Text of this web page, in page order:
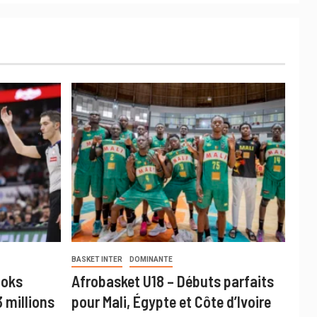
millions
BASKET INTER DOMINANTE
Afrobasket U18 – Débuts parfaits
pour Mali, Égypte et Côte d’Ivoire